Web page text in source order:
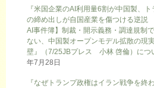
『米国企業のAI利用量6割が中国製、
の締め出しが自国産業を傷つける逆
AI事件簿】制裁・開示義務・調達規制
ない、中国製オープンモデル拡散の現
壁』（7/25JBプレス 小林 啓倫）につ
年7月28日
『なぜトランプ政権はイラン戦争を終